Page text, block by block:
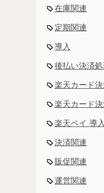
在庫関連
定期関連
導入
後払い決済
楽天カード
楽天カード
楽天ペイ 導
決済関連
販促関連
運営関連